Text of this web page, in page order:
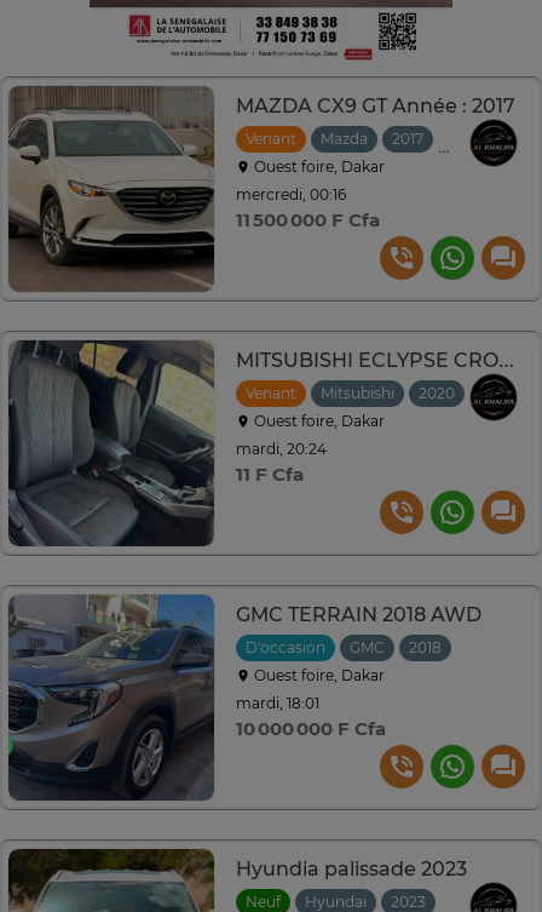
MAZDA CX9 GT Année : 2017
Venant Mazda 2017
Ouest foire, Dakar
mercredi, 00:16
11 500 000 F Cfa
MITSUBISHI ECLYPSE CROSS AWD Année : 2020
Venant Mitsubishi 2020
Ouest foire, Dakar
mardi, 20:24
11 F Cfa
GMC TERRAIN 2018 AWD
D'occasion GMC
2018
Ouest foire, Dakar
mardi, 18:01
10 000 000 F Cfa
Hyundia palissade 2023
Neuf Hyundai 2023